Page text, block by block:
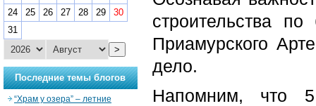
строительства
Приамурского
дело.
Напомним, что
24
25 26 27 28 29
30
31
>
Последние темы блогов
“Храм у озера” – летние